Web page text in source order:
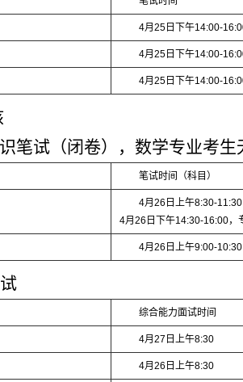
4月25日下午14:00-
4月25日下午14:00-
4月25日下午14:00-
笔试（闭卷），数学专业考生
笔试时间（科目）
4月26日上午8:30-
4月26日下午14:30-16:00，
4月26日上午9:00-
综合能力面试时间
4月27日上午8:30
4月26日上午8:30